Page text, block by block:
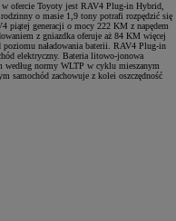
ofercie Toyoty jest RAV4 Plug-in Hybrid,
o masie 1,9 tony potrafi rozpędzić się
piątej generacji o mocy 222 KM z napędem
z gniazdka oferuje aż 84 KM więcej
naładowania baterii. RAV4 Plug-in
elektryczny. Bateria litowo-jonowa
normy WLTP w cyklu mieszanym
samochód zachowuje z kolei oszczędność